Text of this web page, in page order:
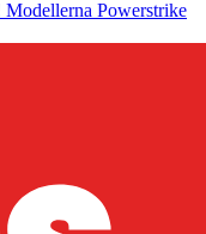
Modellerna Powerstrike